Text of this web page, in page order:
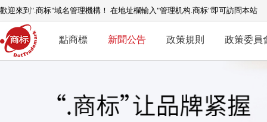
歡迎來到".商标"域名管理機構！ 在地址欄輸入"管理机构.商标"即可訪問本站
點商標 新聞公告 政策規則 政策委員